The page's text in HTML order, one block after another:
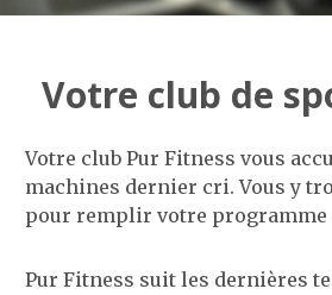
Votre club de
Votre club Pur Fitness vous
machines dernier cri. Vous y
pour remplir votre
Pur Fitness suit les dernières